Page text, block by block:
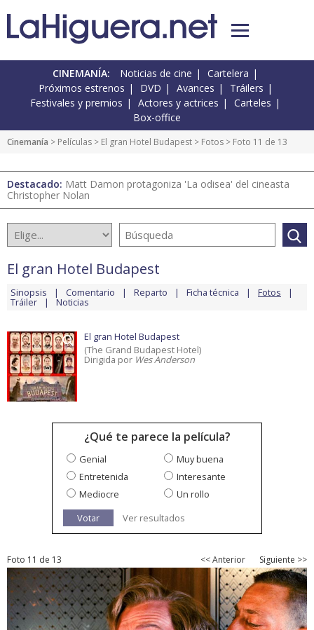
CINEMANÍA: Noticias de cine
Cartelera
Próximos estrenos
DVD Avances
Tráilers
Festivales y premios
Actores y actrices
Carteles
Box-office
Cinemanía > Películas > El gran Hotel Budapest > Fotos > Foto 11 de 13
Destacado: Matt Damon protagoniza 'La odisea' del cineasta
Christopher Nolan
El gran Hotel Budapest
Sinopsis Comentario Reparto Ficha técnica Fotos
Tráiler Noticias
El gran Hotel Budapest
(The Grand Budapest Hotel)
Dirigida por Wes Anderson
¿Qué te parece la película?
Genial
Muy buena
Entretenida
Interesante
Mediocre
Un rollo
Votar
Ver resultados
Foto 11 de 13 << Anterior Siguiente >>